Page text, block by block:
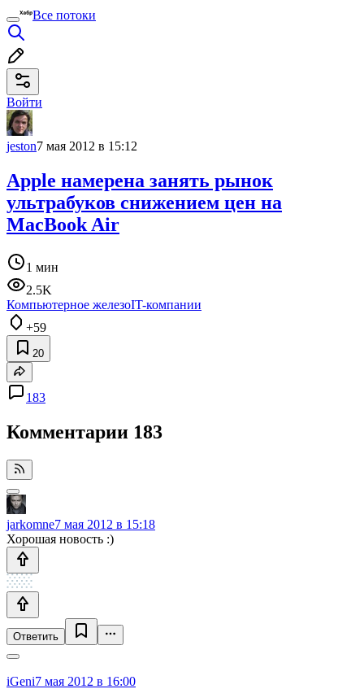
Все потоки
Войти
jeston7 мая 2012 в 15:12
Apple намерена занять рынок
ультрабуков снижением цен на
MacBook Air
1 мин
2.5K
Компьютерное железоIT-компании
+59
20
183
Комментарии 183
jarkomne7 мая 2012 в 15:18
Хорошая новость :)
Ответить
iGeni7 мая 2012 в 16:00